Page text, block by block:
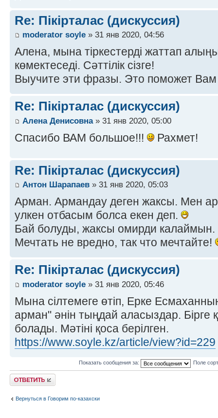
Re: Пікірталас (дискуссия)
moderator soyle » 31 янв 2020, 04:56
Алена, мына тіркестерді жаттап
көмектеседі. Сәттілік сізге!
Выучите эти фразы. Это поможет Вам
Re: Пікірталас (дискуссия)
Алена Денисовна» 31 янв 2020, 05:00
Спасибо ВАМ большое!!! Рахмет!
Re: Пікірталас (дискуссия)
Антон Шарапаев » 31 янв 2020, 05:03
Арман. Армандау деген жаксы. Мен
улкен отбасым болса екен деп.
Бай болуды, жаксы омирди калаймын.
Мечтать не вредно, так что мечтайте!
Re: Пікірталас (дискуссия)
moderator soyle » 31 янв 2020, 05:46
Мына сілтемеге өтіп, Ерке
арман" әнін тыңдай аласыздар. Бірге
болады. Мәтіні қоса берілген.
https://www.soyle.kz/article/view?id=229
Показать сообщения за: Поле
Ответить
Вернуться в Говорим по-казахски